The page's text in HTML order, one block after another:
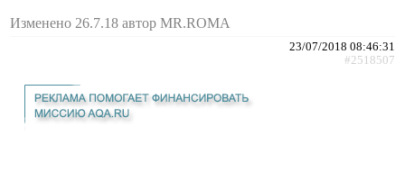
Изменено 26.7.18 автор MR.ROMA
23/07/2018 08:46:31
#2518507